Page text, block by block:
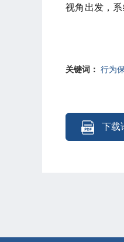
视角出发，
差（如损失
感知、概率
育、决策辅
关键词： 行为
下载